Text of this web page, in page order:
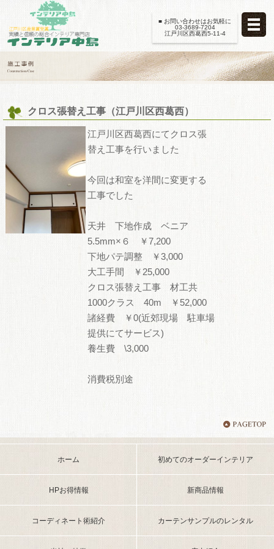
■ お問い合わせはお気軽に
03-3689-7204
江戸川区西葛西5-11-4
クロス張替え工事（江戸川区西葛西）
江戸川区西葛西にてクロス張
替え工事を行いました
今回は和室を洋間に変更する
工事でした
天井 下地作成 ベニア
5.5mm×６ ￥7,200
下地パテ調整 ￥3,000
大工手間 ￥25,000
クロス張替え工事 材工共
1000クラス 40m ￥52,000
諸経費 ￥0(近郊現場 駐車場
提供にてサービス)
養生費 \3,000
消費税別途
ホーム 初めてのオーダーインテリア
HPお得情報 新商品情報
コーディネート術紹介 カーテンサンプルのレンタル